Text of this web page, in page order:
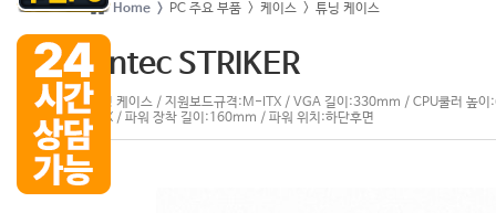
Home > PC 주요 부품 > 케이스 > 튜닝 케이스
Antec STRIKER
튜닝 케이스 / 지원보드규격:M-ITX / VGA 길이:330mm / CPU쿨러
ATX / 파워 장착 길이:160mm / 파워 위치:하단후면